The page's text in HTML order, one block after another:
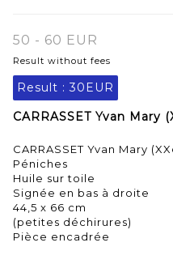
50 - 60 EUR
Result without fees
Result : 30EUR
CARRASSET Yvan Mary
CARRASSET Yvan Mary
Péniches
Huile sur toile
Signée en bas à droite
44,5 x 66 cm
(petites déchirures)
Pièce encadrée